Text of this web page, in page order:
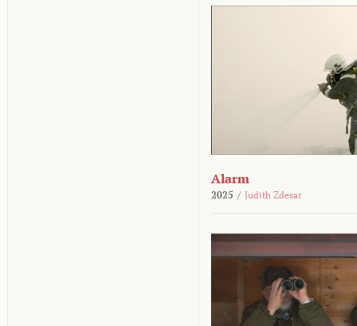
Alarm
2025 / Judith Zdesar